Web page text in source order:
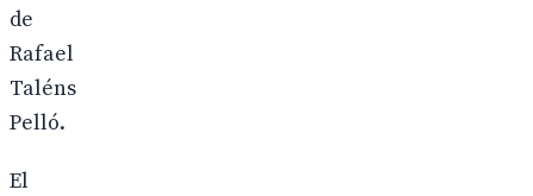
de
Rafael
Taléns
Pelló.
El